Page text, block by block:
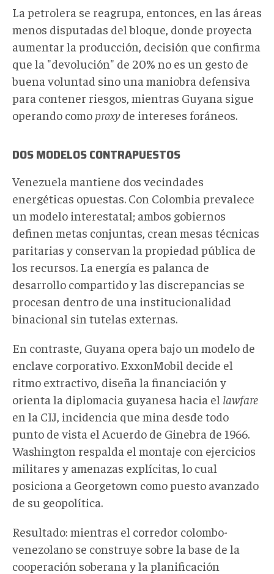
La petrolera se reagrupa, entonces, en las áreas
menos disputadas del bloque, donde proyecta
aumentar la producción, decisión que confirma
que la "devolución" de 20% no es un gesto de
buena voluntad sino una maniobra defensiva
para contener riesgos, mientras Guyana sigue
operando como proxyde intereses foráneos.
DOS MODELOS CONTRAPUESTOS
Venezuela mantiene dos vecindades
energéticas opuestas. Con Colombia prevalece
un modelo interestatal; ambos gobiernos
definen metas conjuntas, crean mesas técnicas
paritarias y conservan la propiedad pública de
los recursos. La energía es palanca de
desarrollo compartido y las discrepancias se
procesan dentro de una institucionalidad
binacional sin tutelas externas.
En contraste, Guyana opera bajo un modelo de
enclave corporativo. ExxonMobil decide el
ritmo extractivo, diseña la financiación y
orienta la diplomacia guyanesa hacia el lawfare
en la CIJ, incidencia que mina desde todo
punto de vista el Acuerdo de Ginebra de 1966.
Washington respalda el montaje con ejercicios
militares y amenazas explícitas, lo cual
posiciona a Georgetown como puesto avanzado
de su geopolítica.
Resultado: mientras el corredor colombo-
venezolano se construye sobre la base de la
cooperación soberana y la planificación